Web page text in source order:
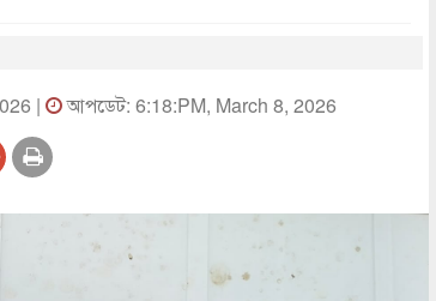
| আপডেট: 6:18:PM, March 8, 2026